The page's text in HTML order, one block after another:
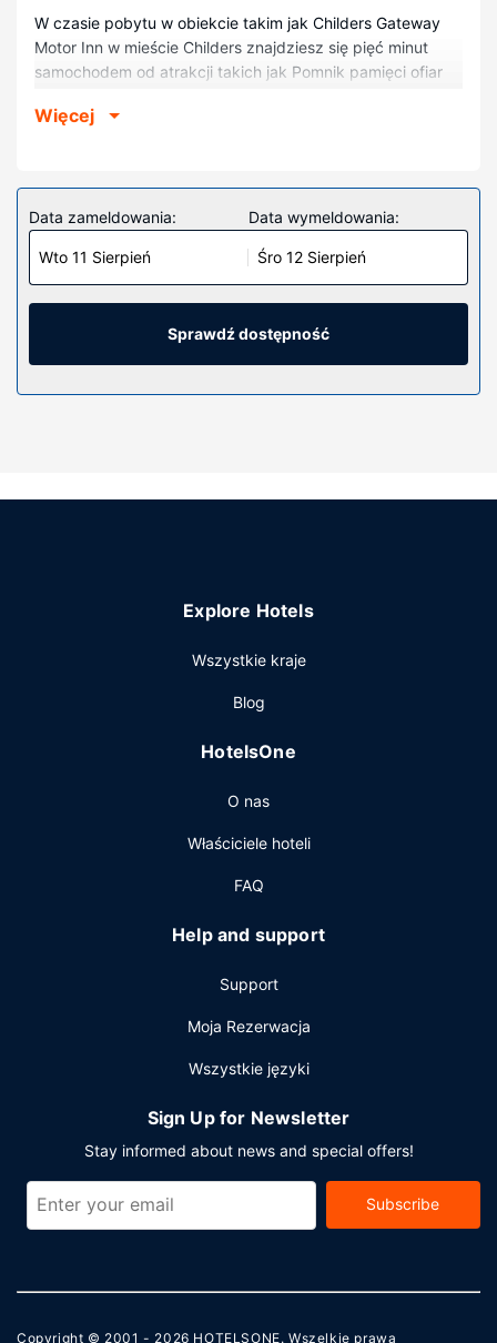
W czasie pobytu w obiekcie takim jak Childers Gateway
Motor Inn w mieście Childers znajdziesz się pięć minut
samochodem od atrakcji takich jak Pomnik pamięci ofiar
Childers Art Space. Motel znajduje się 1,7 km od atrakcji
Poczuj się jak w domu w 19 klimatyzowanych pokojach,
których wyposażenie to lodówka i telewizor
płaskoekranowy. Posiłki można przygotować we wspólnej
kuchni. Bezpłatny bezprzewodowy dostęp do internetu
zapewni łączność ze światem, a telewizja kablowa —
rekreacyjne, jak basen odkryty. Ten motel oferuje również
Udogodnienia biznesowe to usługi pralni chemicznej,
miejscu to bezpłatne parkowanie samodzielne.
Więcej
Data zameldowania:
Wto 11 Sierpień
Data wymeldowania:
Śro 12 Sierpień
Sprawdź dostępność
Explore Hotels
Wszystkie kraje
Blog
HotelsOne
O nas
Właściciele hoteli
FAQ
Help and support
Support
Moja Rezerwacja
Wszystkie języki
Sign Up for Newsletter
Stay informed about news and special offers!
Subscribe
Copyright © 2001 - 2026 HOTELSONE. Wszelkie prawa